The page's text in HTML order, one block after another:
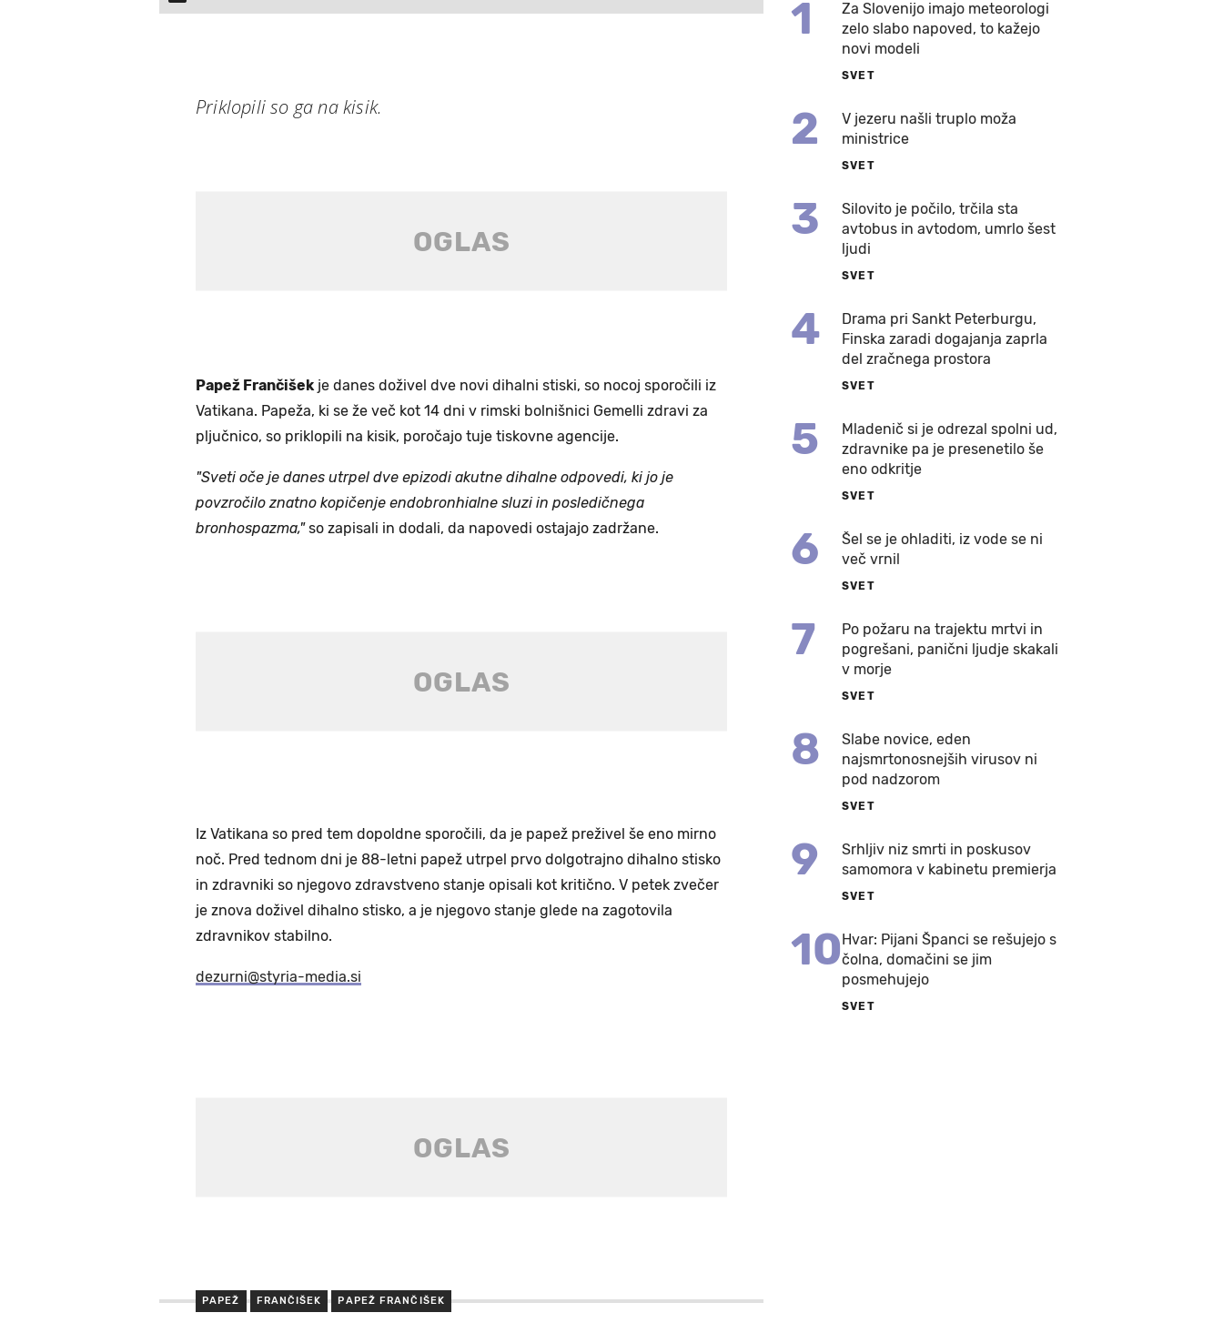
Priklopili so ga na kisik.
Papež Frančišekje danes doživel dve novi dihalni stiski, so nocoj sporočili iz
Vatikana. Papeža, ki se že več kot 14 dni v rimski bolnišnici Gemelli zdravi za
pljučnico, so priklopili na kisik, poročajo tuje tiskovne agencije.
"Sveti oče je danes utrpel dve epizodi akutne dihalne odpovedi, ki jo je
povzročilo znatno kopičenje endobronhialne sluzi in posledičnega
bronhospazma,"so zapisali in dodali, da napovedi ostajajo zadržane.
Iz Vatikana so pred tem dopoldne sporočili, da je papež preživel še eno mirno
noč. Pred tednom dni je 88-letni papež utrpel prvo dolgotrajno dihalno stisko
in zdravniki so njegovo zdravstveno stanje opisali kot kritično. V petek zvečer
je znova doživel dihalno stisko, a je njegovo stanje glede na zagotovila
zdravnikov stabilno.
dezurni@styria-media.si
PAPEŽ FRANČIŠEK PAPEŽ FRANČIŠEK
1
Za Slovenijo imajo meteorologi
zelo slabo napoved, to kažejo
novi modeli
SVET
2
V jezeru našli truplo moža
ministrice
SVET
3
Silovito je počilo, trčila sta
avtobus in avtodom, umrlo šest
ljudi
SVET
4
Drama pri Sankt Peterburgu,
Finska zaradi dogajanja zaprla
del zračnega prostora
SVET
5
Mladenič si je odrezal spolni ud,
zdravnike pa je presenetilo še
eno odkritje
SVET
6
Šel se je ohladiti, iz vode se ni
več vrnil
SVET
7
Po požaru na trajektu mrtvi in
pogrešani, panični ljudje skakali
v morje
SVET
8
Slabe novice, eden
najsmrtonosnejših virusov ni
pod nadzorom
SVET
9
Srhljiv niz smrti in poskusov
samomora v kabinetu premierja
SVET
10Hvar: Pijani Španci se rešujejo s
čolna, domačini se jim
posmehujejo
SVET